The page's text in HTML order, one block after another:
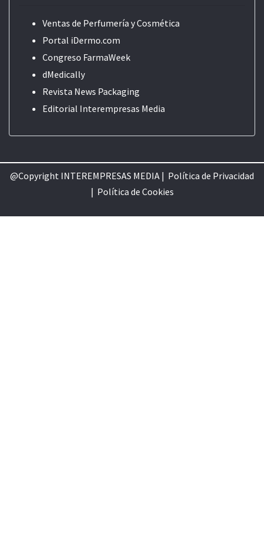
Ventas de Perfumería y Cosmética
Portal iDermo.com
Congreso FarmaWeek
dMedically
Revista News Packaging
Editorial Interempresas Media
@Copyright INTEREMPRESAS MEDIA | Política de Privacidad
| Política de Cookies